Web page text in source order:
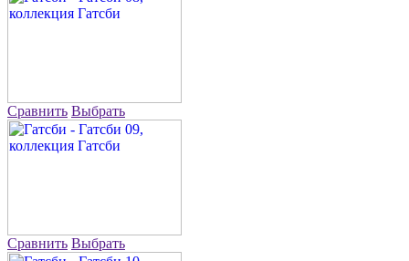
Сравнить Выбрать
Сравнить Выбрать